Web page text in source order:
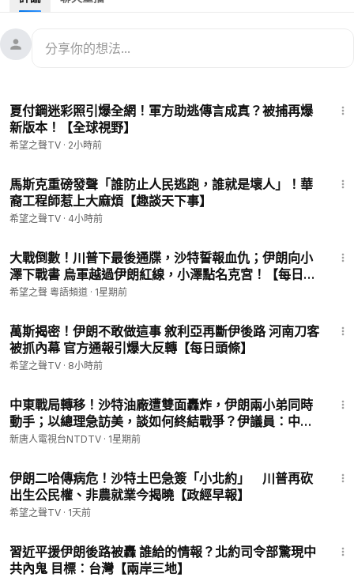
08:01
11:29
時評人嘆李家超施政報告：香港徹底淪陷
12:22
#習近平福建曝不尋常安排，#朝鮮局勢方面，#金正恩下一個
目標令人擔憂。
消息和重大新聞。中共陷入內憂外患，未來中國的變局不僅影響
台灣，也會給全球帶來巨變，兩岸要聞會和您一起追蹤時局變
遷。
夏付鋼迷彩照引爆全網！軍方助逃傳言成真？被捕再爆
新版本！【全球視野】
希望之聲TV · 2小時前
馬斯克重磅發聲「誰防止人民逃跑，誰就是壞人」！華
裔工程師惹上大麻煩【趣談天下事】
希望之聲TV · 4小時前
大戰倒數！川普下最後通牒，沙特誓報血仇；伊朗向小
澤下戰書 烏軍越過伊朗紅線，小澤點名克宮！【每日要
聞】
希望之聲 粵語頻道 · 1星期前
萬斯揭密！伊朗不敢做這事 敘利亞再斷伊後路 河南刀客
被抓內幕 官方通報引爆大反轉【每日頭條】
希望之聲TV · 8小時前
中東戰局轉移！沙特油廠遭雙面轟炸，伊朗兩小弟同時
動手；以總理急訪美，談如何終結戰爭？伊議員：中共
衛星向德黑蘭提供情報；普京再砸41兆續命戰爭；大陸
新唐人電視台NTDTV · 1星期前
伊朗二哈傳病危！沙特土巴急簽「小北約」 川普再砍
出生公民權、非農就業今揭曉【政經早報】
希望之聲TV · 1天前
習近平援伊朗後路被轟 誰給的情報？北約司令部驚現中
共內鬼 目標：台灣【兩岸三地】